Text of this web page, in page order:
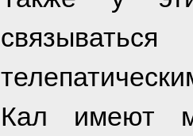
Кал имеют